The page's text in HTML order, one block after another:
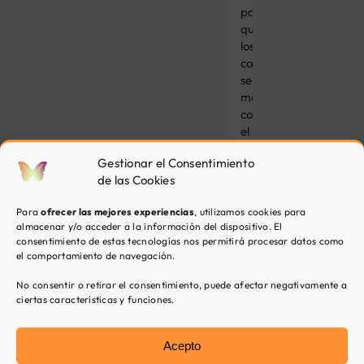
Gestionar el Consentimiento
de las Cookies
Paraofrecer las mejores experiencias, utilizamos cookies para
almacenar y/o acceder a la información del dispositivo. El
consentimiento de estas tecnologías nos permitirá procesar datos como
el comportamiento de navegación.
No consentir o retirar el consentimiento, puede afectar negativamente a
ciertas características y funciones.
Acepto
para
que
los
cambios
se
mantengan
con
el
del
Otros
de
Psicología